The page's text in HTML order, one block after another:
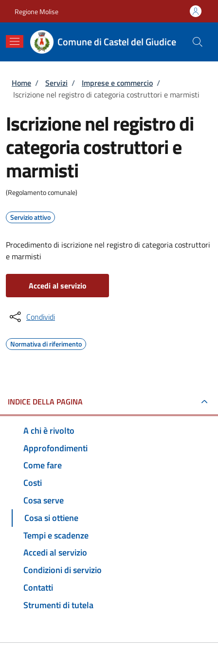
Regione Molise
Comune di Castel del Giudice
Briciole di pane
Home / Servizi / Imprese e commercio /
Iscrizione nel registro di categoria costruttori e marmisti
Iscrizione nel registro di
categoria costruttori e
marmisti
(Regolamento comunale)
Servizio attivo
Procedimento di iscrizione nel registro di categoria costruttori
e marmisti
Accedi al servizio
Condividi
Normativa di riferimento
INDICE DELLA PAGINA
A chi è rivolto
Approfondimenti
Come fare
Costi
Cosa serve
Cosa si ottiene
Tempi e scadenze
Accedi al servizio
Condizioni di servizio
Contatti
Strumenti di tutela